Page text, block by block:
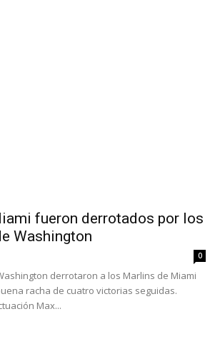
fueron derrotados por los
Washington
0
derrotaron a los Marlins de Miami
racha de cuatro victorias seguidas.
Max...